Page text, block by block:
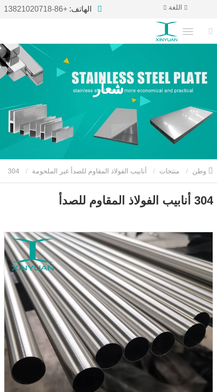
الهاتف: +86-13821020718 اللغة
شعار
منتجات أنابيب الفولاذ المقاوم للصدأ غير الملحومة 304
أنابيب الفولاذ المقاوم للصدأ
304 أنابيب الفولاذ المقاوم للصدأ